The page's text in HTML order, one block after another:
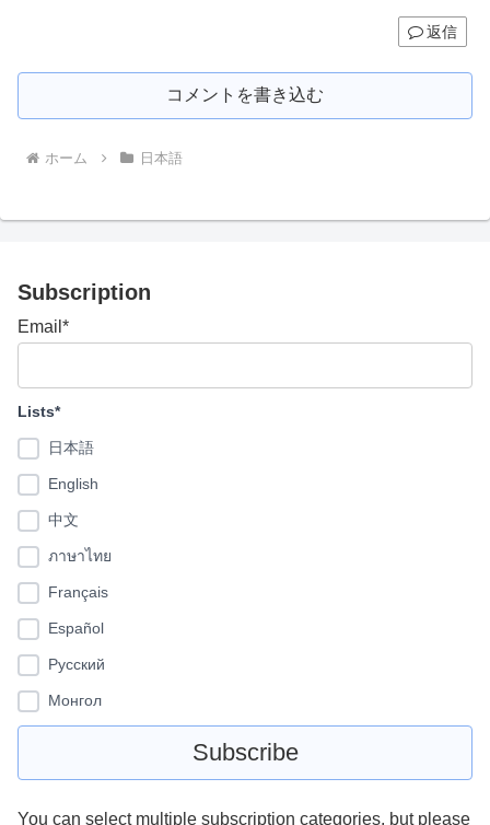
返信
コメントを書き込む
ホーム 日本語
Subscription
Email*
Lists*
日本語
English
中文
ภาษาไทย
Français
Español
Pусский
Монгол
You can select multiple subscription categories, but please